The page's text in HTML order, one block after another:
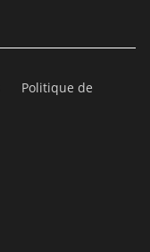
Politique de